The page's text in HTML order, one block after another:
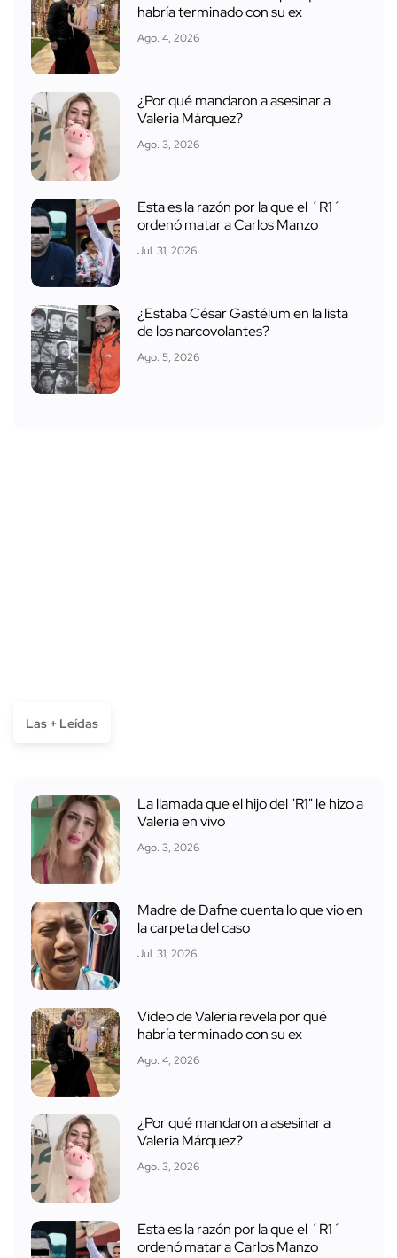
habría terminado con su ex
Ago. 4, 2026
¿Por qué mandaron a asesinar a
Valeria Márquez?
Ago. 3, 2026
Esta es la razón por la que el ´R1´
ordenó matar a Carlos Manzo
Jul. 31, 2026
¿Estaba César Gastélum en la lista
de los narcovolantes?
Ago. 5, 2026
Las + Leídas
La llamada que el hijo del "R1" le hizo a
Valeria en vivo
Ago. 3, 2026
Madre de Dafne cuenta lo que vio en
la carpeta del caso
Jul. 31, 2026
Video de Valeria revela por qué
habría terminado con su ex
Ago. 4, 2026
¿Por qué mandaron a asesinar a
Valeria Márquez?
Ago. 3, 2026
Esta es la razón por la que el ´R1´
ordenó matar a Carlos Manzo